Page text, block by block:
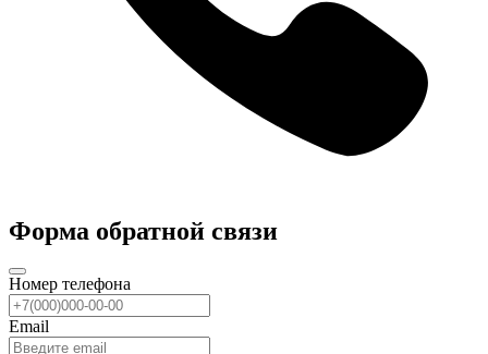
Форма обратной связи
Номер телефона
Email